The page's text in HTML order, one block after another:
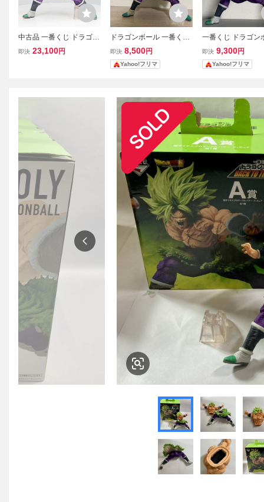
中古品 一番くじ ドラゴン
ボール BACK TO THE FIL
即決 23,100円
ドラゴンボール 一番くじ
BACK TO THE FILM A賞
超サイヤ人ブロリーフル
パワー フィギュア 箱無
即決 8,500円
Yahoo!フリマ
一番くじ ドラゴン
BACK TO THE
超サイヤ人ブロリ
パワー フィギュア
即決 9,300円
Yahoo!フリマ